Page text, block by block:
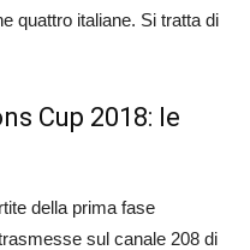
quattro italiane. Si tratta di
Cup 2018: le
della prima fase
sul canale 208 di